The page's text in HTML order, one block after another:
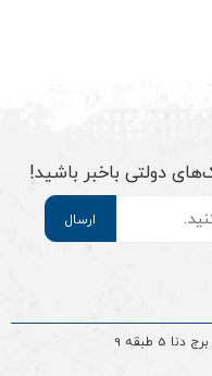
دولتی باخبر باشید!
5 طبقه 9